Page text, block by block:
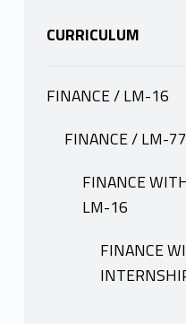
CURRICULUM
FINANCE / LM-16
INFORMAZIONI
FINANCE / LM-77
FINANCE
LM-16
FINANCE